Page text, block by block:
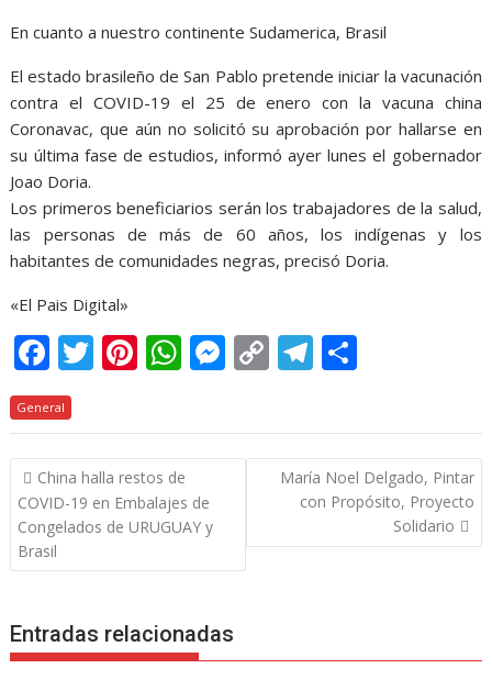
En cuanto a nuestro continente Sudamerica, Brasil
El estado brasileño de San Pablo pretende iniciar la vacunación
contra el COVID-19 el 25 de enero con la vacuna china
Coronavac, que aún no solicitó su aprobación por hallarse en
su última fase de estudios, informó ayer lunes el gobernador
Joao Doria.
Los primeros beneficiarios serán los trabajadores de la salud,
las personas de más de 60 años, los indígenas y los
habitantes de comunidades negras, precisó Doria.
«El Pais Digital»
F
ac
e
b
o
o
k
T
itt
er
Pi
er
e
st
W
at
s
A
p
p
M
ss
e
er
C
p
y
Li
k
T
e
gr
a
m
p
ar
ti
r
General
Navegación
de
entradas
China halla restos de
COVID-19 en Embalajes de
Congelados de URUGUAY y
Brasil
María Noel Delgado, Pintar
con Propósito, Proyecto
Solidario
Entradas relacionadas